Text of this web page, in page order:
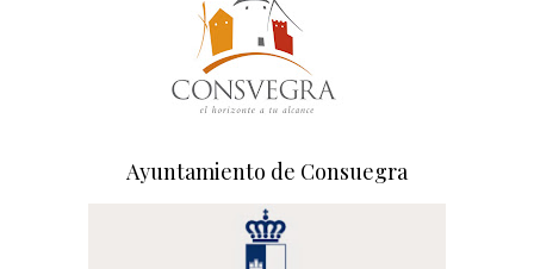
Ayuntamiento de Consuegra